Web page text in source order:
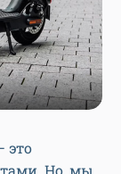
это
Но, мы